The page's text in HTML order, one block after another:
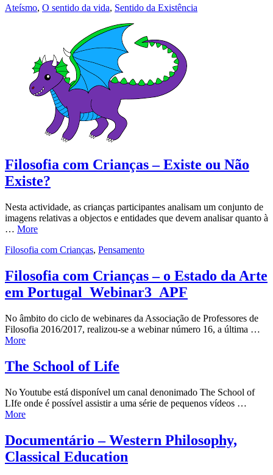
Ateísmo, O sentido da vida, Sentido da Existência
Filosofia com Crianças – Existe ou Não
Existe?
Nesta actividade, as crianças participantes analisam um conjunto de
imagens relativas a objectos e entidades que devem analisar quanto à
… More
Filosofia com Crianças, Pensamento
Filosofia com Crianças – o Estado da Arte
em Portugal_Webinar3_APF
No âmbito do ciclo de webinares da Associação de Professores de
Filosofia 2016/2017, realizou-se a webinar número 16, a última …
More
The School of Life
No Youtube está disponível um canal denonimado The School of
LIfe onde é possível assistir a uma série de pequenos vídeos …
More
Documentário – Western Philosophy,
Classical Education